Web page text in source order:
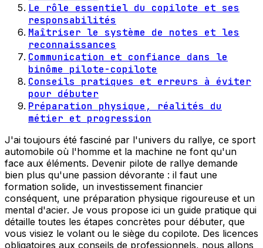
Le rôle essentiel du copilote et ses
responsabilités
Maîtriser le système de notes et les
reconnaissances
Communication et confiance dans le
binôme pilote-copilote
Conseils pratiques et erreurs à éviter
pour débuter
Préparation physique, réalités du
métier et progression
J'ai toujours été fasciné par l'univers du rallye, ce sport
automobile où l'homme et la machine ne font qu'un
face aux éléments. Devenir pilote de rallye demande
bien plus qu'une passion dévorante : il faut une
formation solide, un investissement financier
conséquent, une préparation physique rigoureuse et un
mental d'acier. Je vous propose ici un guide pratique qui
détaille toutes les étapes concrètes pour débuter, que
vous visiez le volant ou le siège du copilote. Des licences
obligatoires aux conseils de professionnels, nous allons